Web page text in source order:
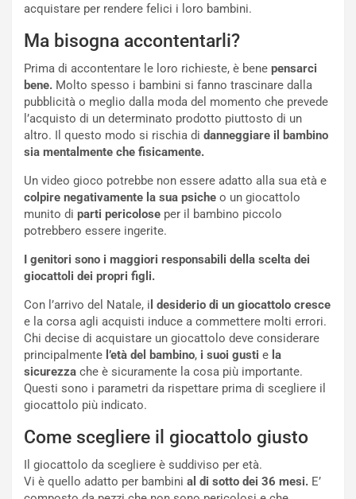
acquistare per rendere felici i loro bambini.
Ma bisogna accontentarli?
Prima di accontentare le loro richieste, è bene pensarci
bene. Molto spesso i bambini si fanno trascinare dalla
pubblicità o meglio dalla moda del momento che prevede
l’acquisto di un determinato prodotto piuttosto di un
altro. Il questo modo si rischia di danneggiare il bambino
sia mentalmente che fisicamente.
Un video gioco potrebbe non essere adatto alla sua età e
colpire negativamente la sua psiche o un giocattolo
munito di parti pericolose per il bambino piccolo
potrebbero essere ingerite.
I genitori sono i maggiori responsabili della scelta dei
giocattoli dei propri figli.
Con l’arrivo del Natale, i l desiderio di un giocattolo cresce
e la corsa agli acquisti induce a commettere molti errori.
Chi decise di acquistare un giocattolo deve considerare
principalmente l’età del bambino, i suoi gusti e la
sicurezza che è sicuramente la cosa più importante.
Questi sono i parametri da rispettare prima di scegliere il
giocattolo più indicato.
Come scegliere il giocattolo giusto
Il giocattolo da scegliere è suddiviso per età.
Vi è quello adatto per bambini al di sotto dei 36 mesi. E’